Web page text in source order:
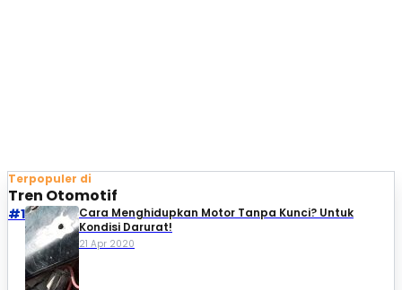
Terpopuler di
Tren Otomotif
#1
Cara Menghidupkan Motor Tanpa Kunci? Untuk
Kondisi Darurat!
21 Apr 2020